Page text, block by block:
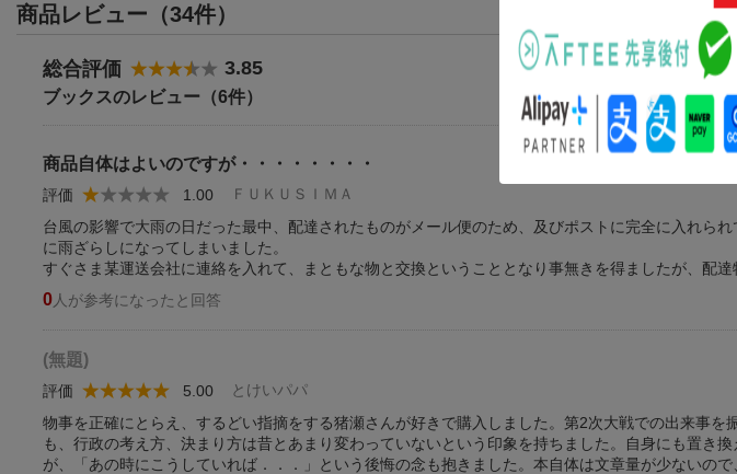
商品レビュー（34件）
総合評価 3.85
ブックスのレビュー（6件）
商品自体はよいのですが・・・・・・・・
ＦＵＫＵＳＩＭＡ
評価 1.00
台風の影響で大雨の日だった最中、配達されたものがメール便のため、及びポストに完全に入れら
に雨ざらしになってしまいました。
すぐさま某運送会社に連絡を入れて、まともな物と交換ということとなり事無きを得ましたが、配
0 人が参考になったと回答
(無題)
とけいパパ
評価 5.00
物事を正確にとらえ、するどい指摘をする猪瀬さんが好きで購入しました。第2次大戦での出来事
も、行政の考え方、決まり方は昔とあまり変わっていないという印象を持ちました。自身にも置き
が、「あの時にこうしていれば．．．」という後悔の念も抱きました。本自体は文章量が少ないので